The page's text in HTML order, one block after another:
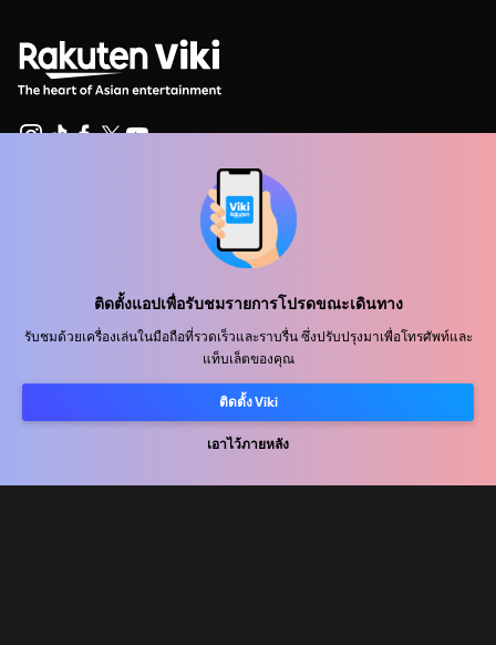
ติดตั้งแอปเพื่อรับชมรายการโปรดขณะเดินทาง
รับชมด้วยเครื่องเล่นในมือถือที่รวดเร็วและราบรื่น ซึ่งปรับปรุงมาเพื่อโทรศัพท์และ
แท็บเล็ตของคุณ
ติดตั้ง Viki
เอาไว้ภายหลัง
พันธมิตรด้านการเผยแพร่
ผู้โฆษณา
ข้อกำหนดการใช้งาน